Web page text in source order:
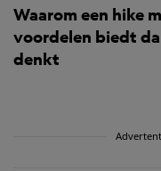
Waarom een hike
voordelen biedt
denkt